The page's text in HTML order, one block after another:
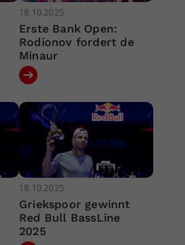
18.10.2025
Erste Bank Open:
Rodionov fordert de
Minaur
18.10.2025
Griekspoor gewinnt
Red Bull BassLine
2025